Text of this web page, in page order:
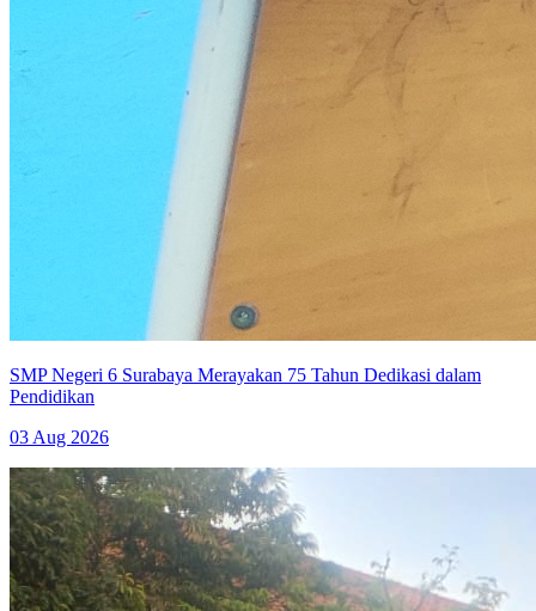
SMP Negeri 6 Surabaya Merayakan 75 Tahun Dedikasi dalam
Pendidikan
03 Aug 2026